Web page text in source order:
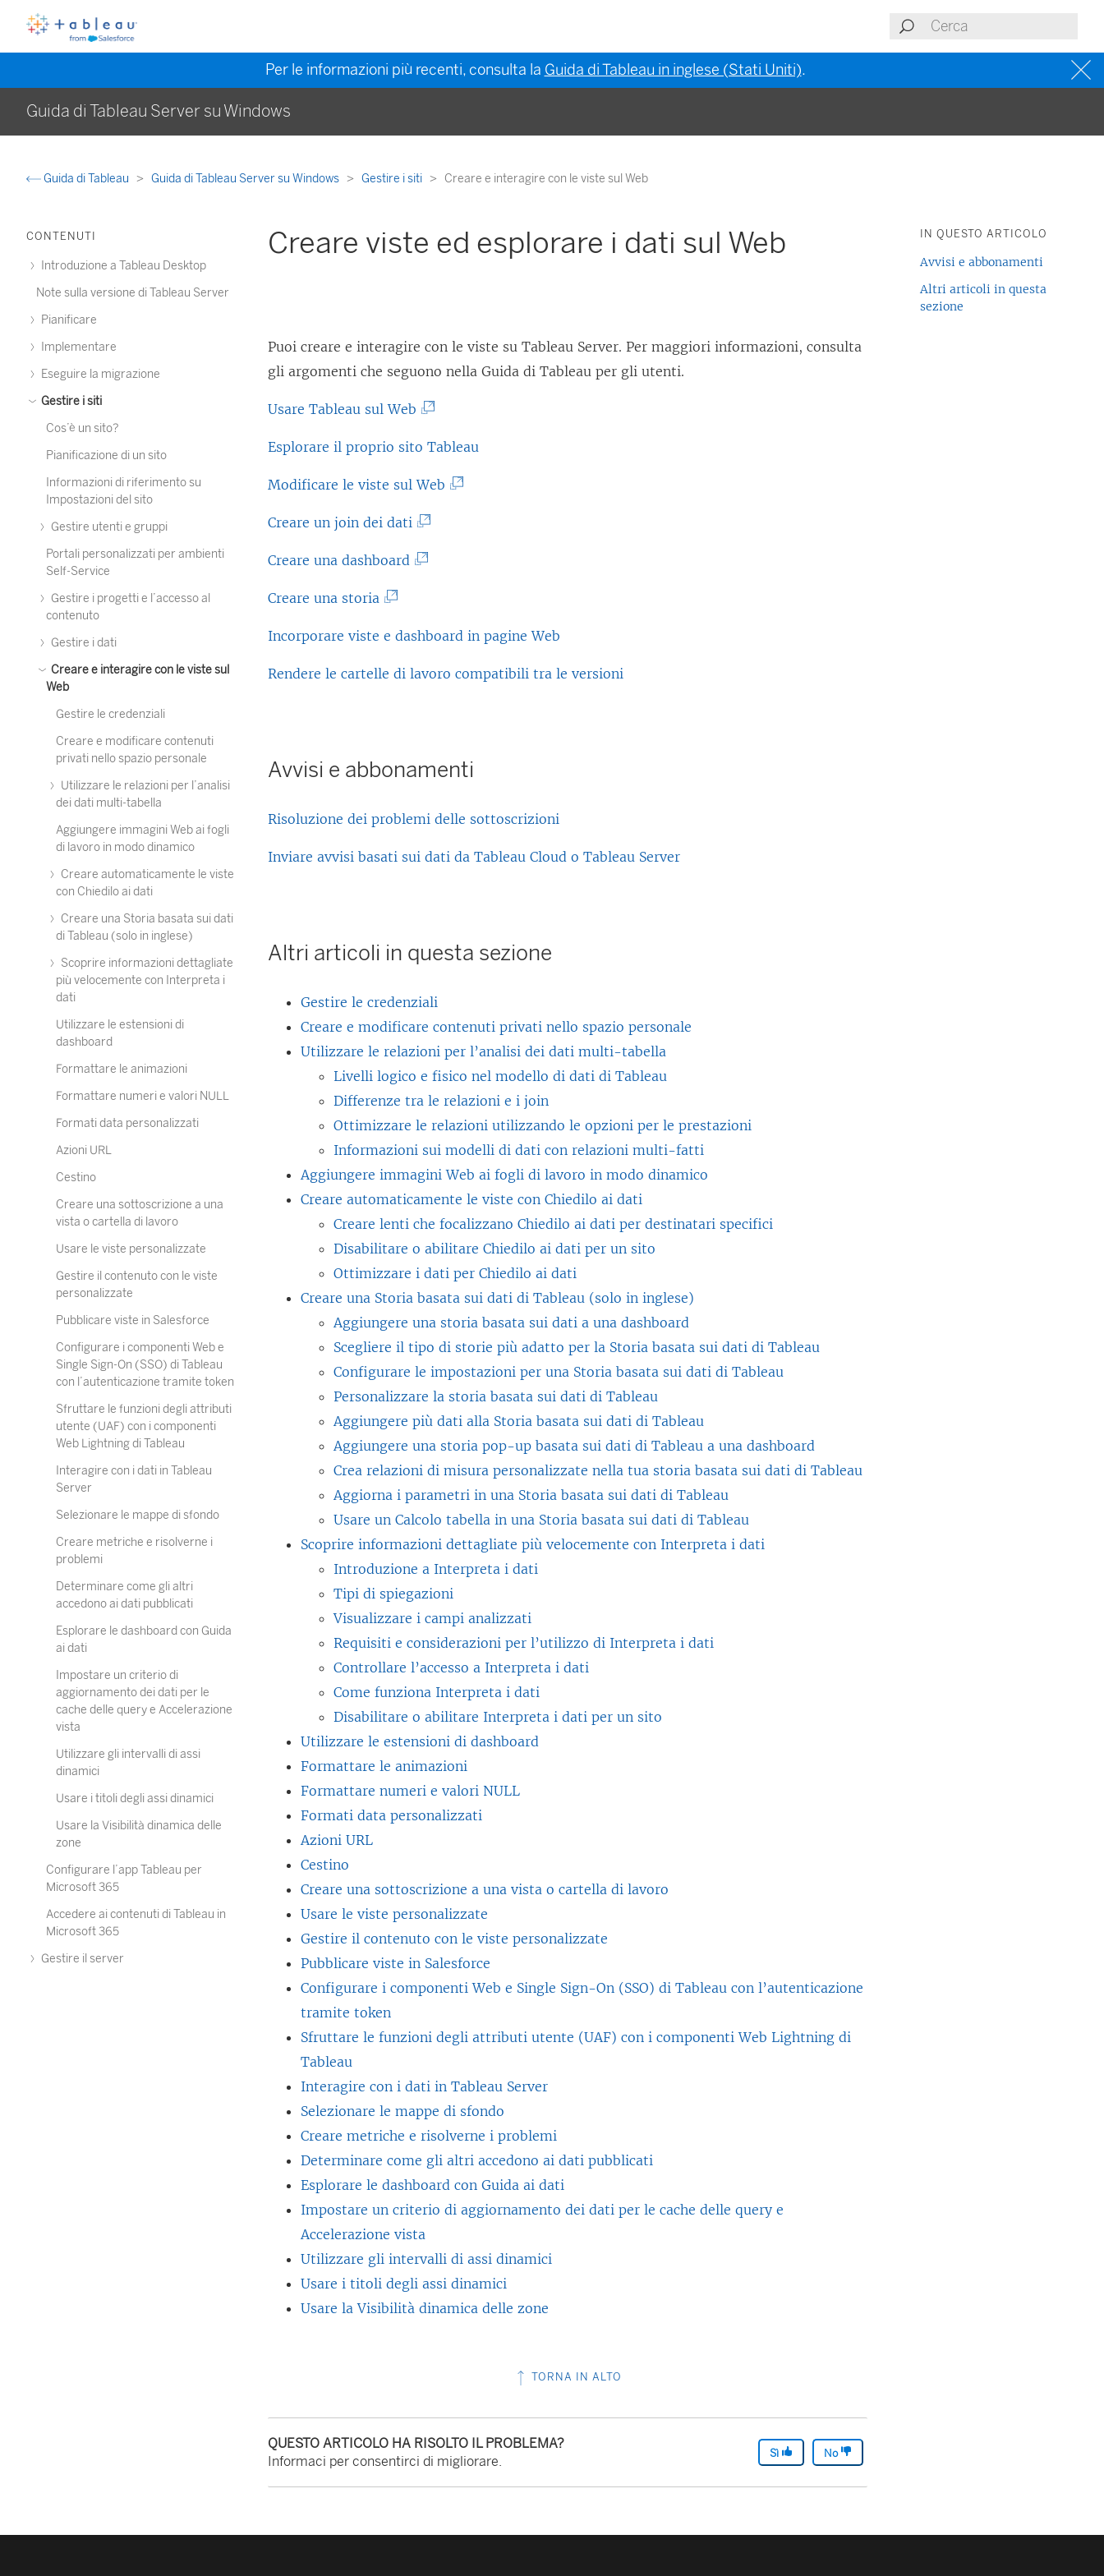
Per le informazioni più recenti, consulta la Guida di Tableau in inglese (Stati Uniti).
Guida di Tableau Server su Windows
Guida di Tableau Guida di Tableau Server su Windows Gestire i siti Creare e interagire con le viste sul Web
CONTENUTI
Introduzione a Tableau Desktop
Note sulla versione di Tableau Server
Pianificare
Implementare
Eseguire la migrazione
Gestire i siti
Cos’è un sito?
Pianificazione di un sito
Informazioni di riferimento su
Impostazioni del sito
Gestire utenti e gruppi
Portali personalizzati per ambienti
Self-Service
Gestire i progetti e l’accesso al
contenuto
Gestire i dati
Creare e interagire con le viste sul
Web
Gestire le credenziali
Creare e modificare contenuti
privati nello spazio personale
Utilizzare le relazioni per l’analisi
dei dati multi-tabella
Aggiungere immagini Web ai fogli
di lavoro in modo dinamico
Creare automaticamente le viste
con Chiedilo ai dati
Creare una Storia basata sui dati
di Tableau (solo in inglese)
Scoprire informazioni dettagliate
più velocemente con Interpreta i
dati
Utilizzare le estensioni di
dashboard
Formattare le animazioni
Formattare numeri e valori NULL
Formati data personalizzati
Azioni URL
Cestino
Creare una sottoscrizione a una
vista o cartella di lavoro
Usare le viste personalizzate
Gestire il contenuto con le viste
personalizzate
Pubblicare viste in Salesforce
Configurare i componenti Web e
Single Sign-On (SSO) di Tableau
con l’autenticazione tramite token
Sfruttare le funzioni degli attributi
utente (UAF) con i componenti
Web Lightning di Tableau
Interagire con i dati in Tableau
Server
Selezionare le mappe di sfondo
Creare metriche e risolverne i
problemi
Determinare come gli altri
accedono ai dati pubblicati
Esplorare le dashboard con Guida
ai dati
Impostare un criterio di
aggiornamento dei dati per le
cache delle query e Accelerazione
vista
Utilizzare gli intervalli di assi
dinamici
Usare i titoli degli assi dinamici
Usare la Visibilità dinamica delle
zone
Configurare l’app Tableau per
Microsoft 365
Accedere ai contenuti di Tableau in
Microsoft 365
Gestire il server
Creare viste ed esplorare i dati sul Web
Puoi creare e interagire con le viste suTableau Server. Per maggiori informazioni, consulta
gli argomenti che seguono nella Guida di Tableau per gli utenti.
Usare Tableau sul Web (
c
l
l
a
e
v
e
n
e
t
o
i
n
u
n
a
n
u
o
v
a
f
i
n
e
s
t
r
a
)
Esplorare il proprio sito Tableau
Modificare le viste sul Web (
l
g
n
o
v
e
e
r
t
o
i
n
u
n
a
n
u
o
v
a
f
n
e
s
t
r
a
)
Creare un join dei dati (
l
l
m
n
o
n
n
v
i
)
Creare una dashboard (
c
l
a
n
i
n
e
a
p
e
r
t
o
i
n
u
n
a
n
u
o
v
a
f
i
n
e
s
t
r
a
)
Creare una storia (
c
e
a
o
Incorporare viste e dashboard in pagine Web
Rendere le cartelle di lavoro compatibili tra le versioni
Avvisi e abbonamenti
Risoluzione dei problemi delle sottoscrizioni
Inviare avvisi basati sui dati da Tableau Cloud o Tableau Server
Altri articoli in questa sezione
Gestire le credenziali
Creare e modificare contenuti privati nello spazio personale
Utilizzare le relazioni per l’analisi dei dati multi-tabella
Livelli logico e fisico nel modello di dati di Tableau
Differenze tra le relazioni e i join
Ottimizzare le relazioni utilizzando le opzioni per le prestazioni
Informazioni sui modelli di dati con relazioni multi-fatti
Aggiungere immagini Web ai fogli di lavoro in modo dinamico
Creare automaticamente le viste con Chiedilo ai dati
Creare lenti che focalizzano Chiedilo ai dati per destinatari specifici
Disabilitare o abilitare Chiedilo ai dati per un sito
Ottimizzare i dati per Chiedilo ai dati
Creare una Storia basata sui dati di Tableau (solo in inglese)
Aggiungere una storia basata sui dati a una dashboard
Scegliere il tipo di storie più adatto per la Storia basata sui dati di Tableau
Configurare le impostazioni per una Storia basata sui dati di Tableau
Personalizzare la storia basata sui dati di Tableau
Aggiungere più dati alla Storia basata sui dati di Tableau
Aggiungere una storia pop-up basata sui dati di Tableau a una dashboard
Crea relazioni di misura personalizzate nella tua storia basata sui dati di Tableau
Aggiorna i parametri in una Storia basata sui dati di Tableau
Usare un Calcolo tabella in una Storia basata sui dati di Tableau
Scoprire informazioni dettagliate più velocemente con Interpreta i dati
Introduzione a Interpreta i dati
Tipi di spiegazioni
Visualizzare i campi analizzati
Requisiti e considerazioni per l’utilizzo di Interpreta i dati
Controllare l’accesso a Interpreta i dati
Come funziona Interpreta i dati
Disabilitare o abilitare Interpreta i dati per un sito
Utilizzare le estensioni di dashboard
Formattare le animazioni
Formattare numeri e valori NULL
Formati data personalizzati
Azioni URL
Cestino
Creare una sottoscrizione a una vista o cartella di lavoro
Usare le viste personalizzate
Gestire il contenuto con le viste personalizzate
Pubblicare viste in Salesforce
Configurare i componenti Web e Single Sign-On (SSO) di Tableau con l’autenticazione
tramite token
Sfruttare le funzioni degli attributi utente (UAF) con i componenti Web Lightning di
Tableau
Interagire con i dati in Tableau Server
Selezionare le mappe di sfondo
Creare metriche e risolverne i problemi
Determinare come gli altri accedono ai dati pubblicati
Esplorare le dashboard con Guida ai dati
Impostare un criterio di aggiornamento dei dati per le cache delle query e
Accelerazione vista
Utilizzare gli intervalli di assi dinamici
Usare i titoli degli assi dinamici
Usare la Visibilità dinamica delle zone
TORNA IN ALTO
QUESTO ARTICOLO HA RISOLTO IL PROBLEMA?
Informaci per consentirci di migliorare.
Sì No
IN QUESTO ARTICOLO
Avvisi e abbonamenti
Altri articoli in questa
sezione